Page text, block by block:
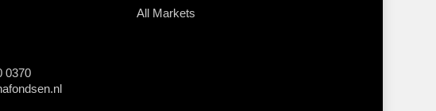
0370
All Markets